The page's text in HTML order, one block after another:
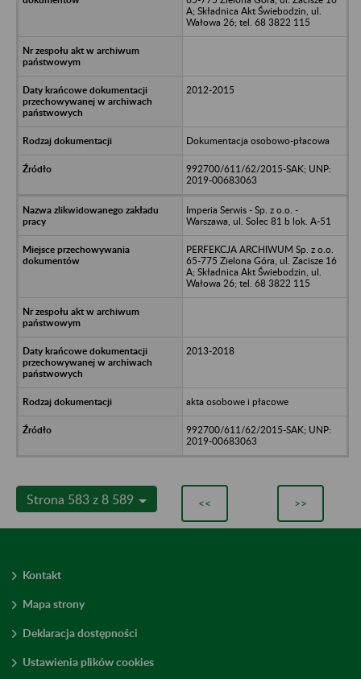
A; Składnica Akt Świebodzin, ul.
Wałowa 26; tel. 68 3822 115
2012-2015
Dokumentacja osobowo-płacowa
992700/611/62/2015-SAK; UNP:
2019-00683063
Imperia Serwis - Sp. z o.o. -
Warszawa, ul. Solec 81 b lok. A-51
PERFEKCJA ARCHIWUM Sp. z o.o.
65-775 Zielona Góra, ul. Zacisze 16
A; Składnica Akt Świebodzin, ul.
Wałowa 26; tel. 68 3822 115
2013-2018
akta osobowe i płacowe
992700/611/62/2015-SAK; UNP:
2019-00683063
Strona 583 z 8 589 << >>
Kontakt
Mapa strony
Deklaracja dostępności
Ustawienia plików cookies